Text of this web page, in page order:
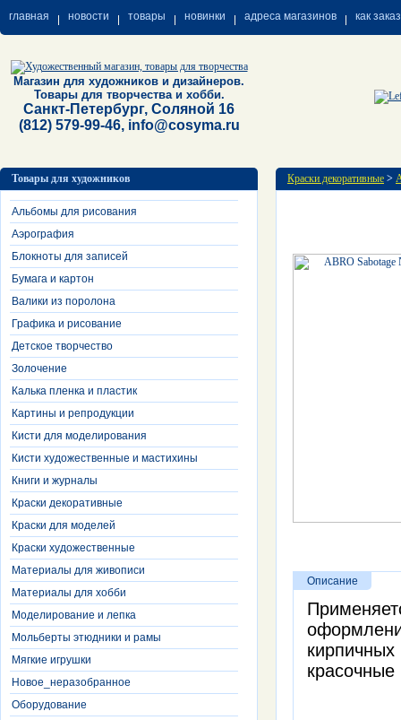
главная новости товары новинки адреса магазинов как
Магазин для художников и дизайнеров.
Товары для творчества и хобби.
Санкт-Петербург, Соляной 16
(812) 579-99-46, info@cosyma.ru
Товары для художников
Альбомы для рисования
Аэрография
Блокноты для записей
Бумага и картон
Валики из поролона
Графика и рисование
Детское творчество
Золочение
Калька пленка и пластик
Картины и репродукции
Кисти для моделирования
Кисти художественные и мастихины
Книги и журналы
Краски декоративные
Краски для моделей
Краски художественные
Материалы для живописи
Материалы для хобби
Моделирование и лепка
Мольберты этюдники и рамы
Мягкие игрушки
Новое_неразобранное
Оборудование
Краски декоративные >
Описание
кирпичных